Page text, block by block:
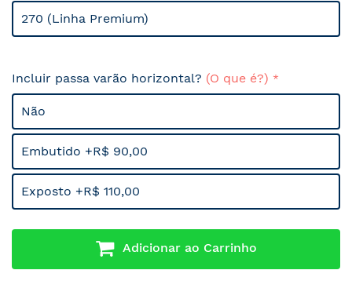
270 (Linha Premium)
Incluir passa varão horizontal? (O que é?)
Não
Embutido +R$ 90,00
Exposto +R$ 110,00
Adicionar ao Carrinho